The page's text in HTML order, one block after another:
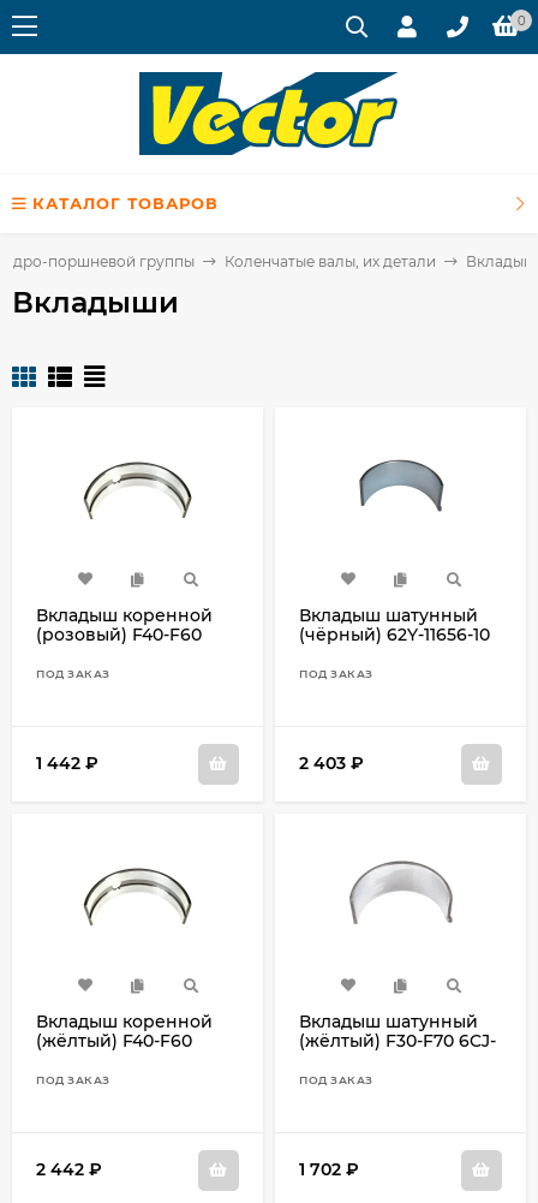
0
КАТАЛОГ ТОВАРОВ
поршневой группы Коленчатые валы, их детали
Вкладыши
Вкладыш коренной
(розовый) F40-F60
ПОД ЗАКАЗ
1 442 ₽
Вкладыш шатунный
(чёрный) 62Y-11656-10
ПОД ЗАКАЗ
2 403 ₽
Вкладыш коренной
(жёлтый) F40-F60
ПОД ЗАКАЗ
2 442 ₽
Вкладыш шатунный
(жёлтый) F30-F70 6CJ-
ПОД ЗАКАЗ
1 702 ₽